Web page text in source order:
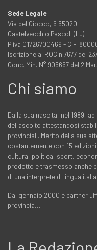
Sede Legale
Via del Ciocco, 6 55020
Castelvecchio Pascoli (Lu)
P.iva 01726700469 - C.F.
Iscrizione al ROC n.7677 del
Conc. Min. N° 905667 del 2
Chi siamo
Dalla sua nascita, nel 1989,
dell'ascolto attestandosi
provinciali. Merito della sua
costantemente con 15
cultura, politica, sport,
prodotto e trasmesso anche
di una interprete di lingua
Dal gennaio 2000 è partner
provincia…